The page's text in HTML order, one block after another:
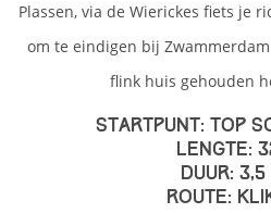
Plassen, via de Wierickes fiets je
om te eindigen bij
flink huis gehouden
Startpunt: TOP
Lengte:
Duur:
Route: